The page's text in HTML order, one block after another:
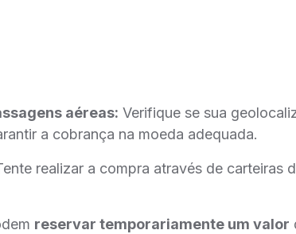
aéreas: Verifique se sua
a cobrança na moeda adequada.
realizar a compra através de carteiras
reservar temporariamente um valor